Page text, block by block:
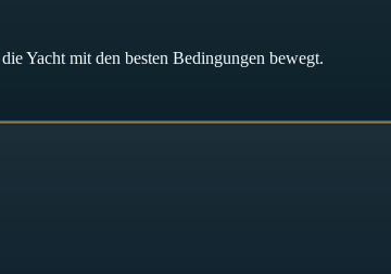
Yacht mit den besten Bedingungen bewegt.